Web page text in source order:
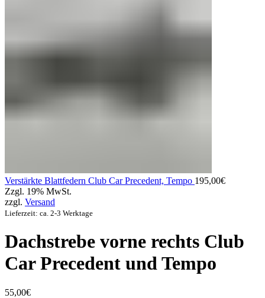
Verstärkte Blattfedern Club Car Precedent, Tempo 195,00€
Zzgl. 19% MwSt.
zzgl. Versand
Lieferzeit: ca. 2-3 Werktage
Dachstrebe vorne rechts Club
Car Precedent und Tempo
55,00€